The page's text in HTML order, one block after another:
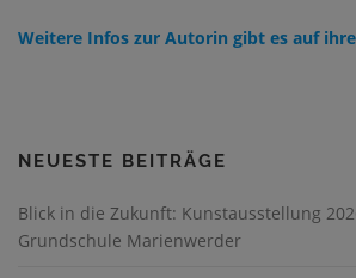
Weitere Infos zur Autorin gibt es auf
NEUESTE BEITRÄGE
Blick in die Zukunft: Kunstausstellung
Grundschule Marienwerder